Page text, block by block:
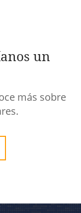
un
más sobre